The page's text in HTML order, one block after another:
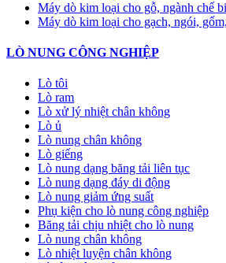
Máy dò kim loại cho gỗ, ngành chế
Máy dò kim loại cho gạch, ngói,
LÒ NUNG CÔNG NGHIỆP
Lò tôi
Lò ram
Lò xử lý nhiệt chân không
Lò ủ
Lò nung chân không
Lò giếng
Lò nung dạng băng tải liên tục
Lò nung dạng đáy di động
Lò nung giảm ứng suất
Phụ kiện cho lò nung công nghiệp
Băng tải chịu nhiệt cho lò nung
Lò nung chân không
Lò nhiệt luyện chân không